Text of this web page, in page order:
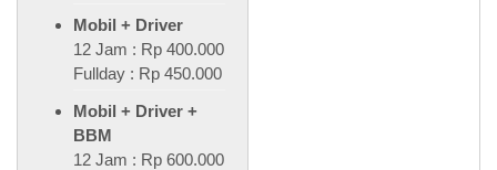
Mobil + Driver
12 Jam : Rp 400.000
Fullday : Rp 450.000
Mobil + Driver +
BBM
12 Jam : Rp 600.000